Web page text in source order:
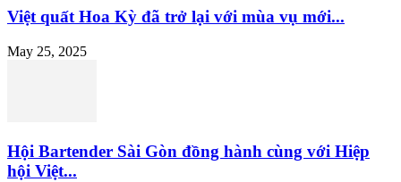
Việt quất Hoa Kỳ đã trở lại với mùa vụ mới...
May 25, 2025
Hội Bartender Sài Gòn đồng hành cùng với Hiệp
hội Việt...